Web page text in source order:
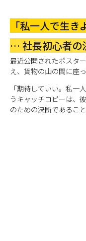
「私一人で生き
… 社長初心者の
最近公開されたポスタ
え、貨物の山の間に座
「期待していい。私一
うキャッチコピーは、
のための決断であるこ